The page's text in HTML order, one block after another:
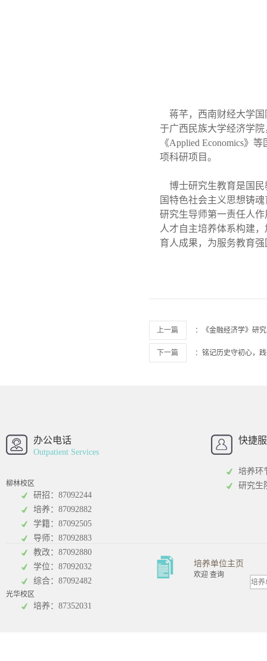
蒋芊，西南财经大学国
于广西民族大学经济学
《Applied Economics》等
项科研项目。
博士研究生教育是国民
国特色社会主义思想铸
研究生导师第一责任人
人才自主培养体系构建
育人成果，为服务教育
上一篇 ： 《金融经济学》研
下一篇 ： 铭记历史守初心，
招办
工商管理学院
办公电话
Outpatient Services
柳林校区
研招：87092244
培养：87092882
学籍：87092505
导师：87092883
教改：87092880
学位：87092032
综合：87092482
光华校区
培养：87352031
快捷
培养环
研究生
培养单位主页
欢迎 查询